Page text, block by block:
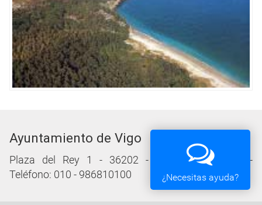
Ayuntamiento de Vigo
Plaza del Rey 1 - 36202 - Vigo (Pontevedra) -
Teléfono: 010 - 986810100
¿Necesitas ayuda?